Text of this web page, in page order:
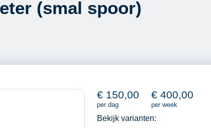
(smal spoor)
€ 150,00
per dag
€ 400,00
per week
Bekijk varianten: